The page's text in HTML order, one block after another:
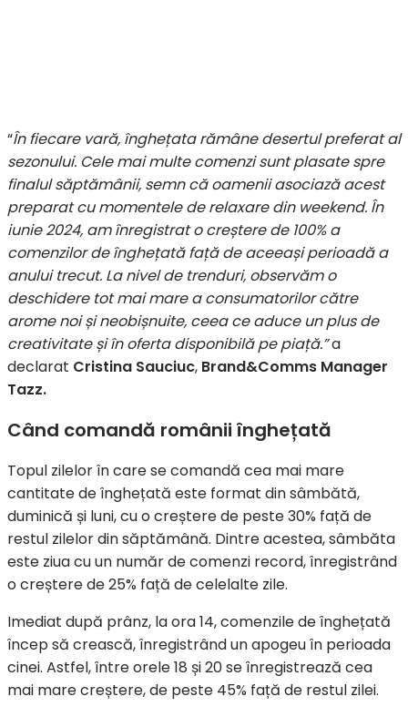
“În fiecare vară, înghețata rămâne desertul preferat al
sezonului. Cele mai multe comenzi sunt plasate spre
finalul săptămânii, semn că oamenii asociază acest
preparat cu momentele de relaxare din weekend. În
iunie 2024, am înregistrat o creștere de 100% a
comenzilor de înghețată față de aceeași perioadă a
anului trecut. La nivel de trenduri, observăm o
deschidere tot mai mare a consumatorilor către
arome noi și neobișnuite, ceea ce aduce un plus de
creativitate și în oferta disponibilă pe piață.”a
declarat Cristina Sauciuc, Brand&Comms Manager
Tazz.
Când comandă românii înghețată
Topul zilelor în care se comandă cea mai mare
cantitate de înghețată este format din sâmbătă,
duminică și luni, cu o creștere de peste 30% față de
restul zilelor din săptămână. Dintre acestea, sâmbăta
este ziua cu un număr de comenzi record, înregistrând
o creștere de 25% față de celelalte zile.
Imediat după prânz, la ora 14, comenzile de înghețată
încep să crească, înregistrând un apogeu în perioada
cinei. Astfel, între orele 18 și 20 se înregistrează cea
mai mare creștere, de peste 45% față de restul zilei.